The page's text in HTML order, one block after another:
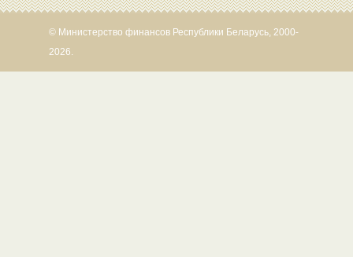
© Министерство финансов Республики Беларусь, 2000-
2026.